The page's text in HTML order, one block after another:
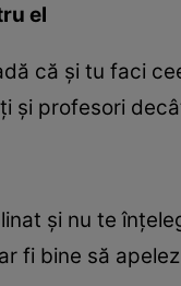
el
că şi tu faci
şi profesori
şi nu te
fi bine să